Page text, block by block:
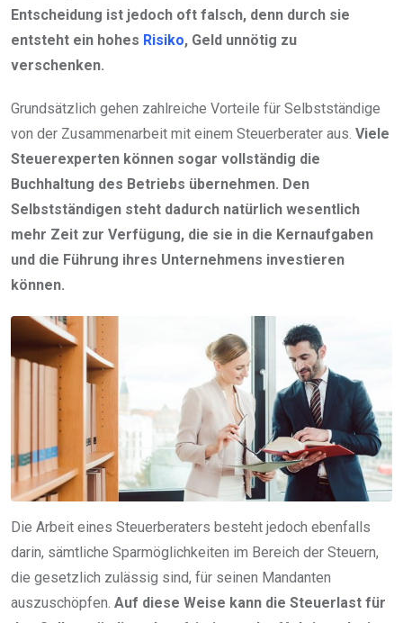
Entscheidung ist jedoch oft falsch, denn durch sie
entsteht ein hohes Risiko, Geld unnötig zu
verschenken.
Grundsätzlich gehen zahlreiche Vorteile für Selbstständige
von der Zusammenarbeit mit einem Steuerberater aus. Viele
Steuerexperten können sogar vollständig die
Buchhaltung des Betriebs übernehmen. Den
Selbstständigen steht dadurch natürlich wesentlich
mehr Zeit zur Verfügung, die sie in die Kernaufgaben
und die Führung ihres Unternehmens investieren
können.
Die Arbeit eines Steuerberaters besteht jedoch ebenfalls
darin, sämtliche Sparmöglichkeiten im Bereich der Steuern,
die gesetzlich zulässig sind, für seinen Mandanten
auszuschöpfen. Auf diese Weise kann die Steuerlast für